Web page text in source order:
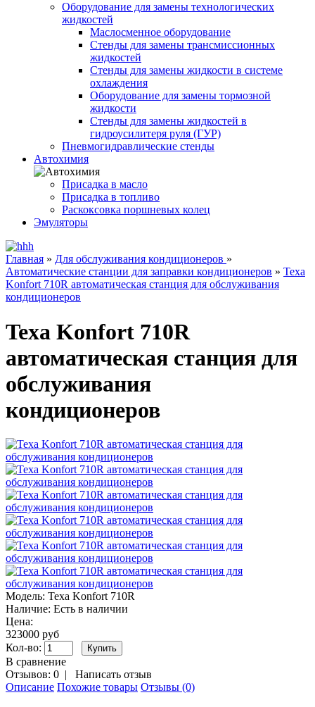
Оборудование для замены технологических
жидкостей
Маслосменное оборудование
Стенды для замены трансмиссионных
жидкостей
Стенды для замены жидкости в системе
охлаждения
Оборудование для замены тормозной
жидкости
Стенды для замены жидкостей в
гидроусилитеря руля (ГУР)
Пневмогидравлические стенды
Автохимия
Присадка в масло
Присадка в топливо
Раскоксовка поршневых колец
Эмуляторы
Главная » Для обслуживания кондиционеров »
Автоматические станции для заправки кондиционеров » Texa
Konfort 710R автоматическая станция для обслуживания
кондиционеров
Texa Konfort 710R
автоматическая станция для
обслуживания
кондиционеров
Модель: Texa Konfort 710R
Наличие: Есть в наличии
Цена:
323000 руб
Кол-во:
В сравнение
Отзывов: 0 | Написать отзыв
Описание Похожие товары Отзывы (0)